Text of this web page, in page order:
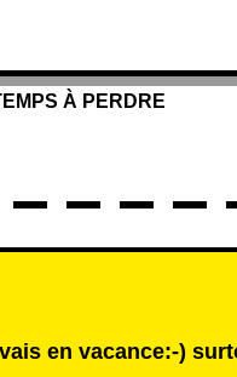
À PERDRE
en vacance:-)